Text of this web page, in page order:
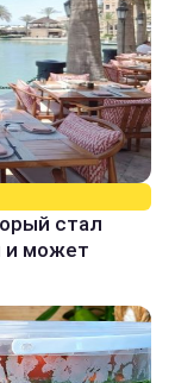
стал
и может